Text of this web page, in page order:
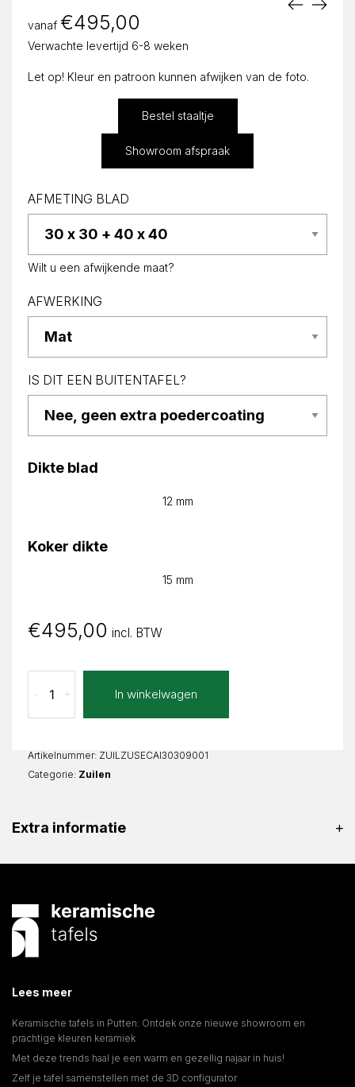
vanaf €495,00
Verwachte levertijd 6-8 weken
Let op! Kleur en patroon kunnen afwijken van de foto.
Bestel staaltje
Showroom afspraak
AFMETING BLAD
Wilt u een afwijkende maat?
AFWERKING
IS DIT EEN BUITENTAFEL?
Dikte blad
12 mm
Koker dikte
15 mm
€495,00 incl. BTW
Bianco
Zuil
Vierkant
aantal
+
- In winkelwagen
Artikelnummer: ZUILZUSECAI30309001
Categorie: Zuilen
Extra informatie
Lees meer
Keramische tafels in Putten: Ontdek onze nieuwe showroom en
prachtige kleuren keramiek
Met deze trends haal je een warm en gezellig najaar in huis!
Zelf je tafel samenstellen met de 3D configurator